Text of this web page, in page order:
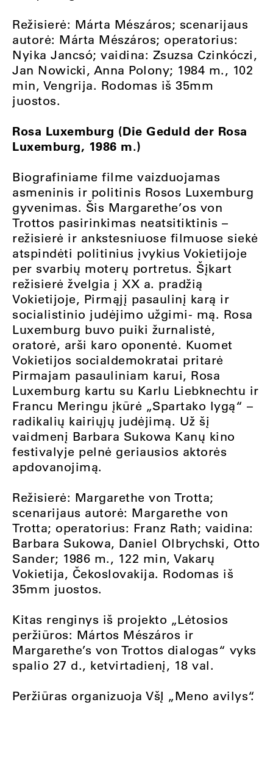
Režisierė: Márta Mészáros; scenarijaus
autorė: Márta Mészáros; operatorius:
Nyika Jancsó; vaidina: Zsuzsa Czinkóczi,
Jan Nowicki, Anna Polony; 1984 m., 102
min, Vengrija. Rodomas iš 35mm
juostos.
Rosa Luxemburg (Die Geduld der Rosa
Luxemburg, 1986 m.)
Biografiniame filme vaizduojamas
asmeninis ir politinis Rosos Luxemburg
gyvenimas. Šis Margarethe’os von
Trottos pasirinkimas neatsitiktinis –
režisierė ir ankstesniuose filmuose siekė
atspindėti politinius įvykius Vokietijoje
per svarbių moterų portretus. Šįkart
režisierė žvelgia į XX a. pradžią
Vokietijoje, Pirmąjį pasaulinį karą ir
socialistinio judėjimo užgimi- mą. Rosa
Luxemburg buvo puiki žurnalistė,
oratorė, arši karo oponentė. Kuomet
Vokietijos socialdemokratai pritarė
Pirmajam pasauliniam karui, Rosa
Luxemburg kartu su Karlu Liebknechtu ir
Francu Meringu įkūrė „Spartako lygą“ –
radikalių kairiųjų judėjimą. Už šį
vaidmenį Barbara Sukowa Kanų kino
festivalyje pelnė geriausios aktorės
apdovanojimą.
Režisierė: Margarethe von Trotta;
scenarijaus autorė: Margarethe von
Trotta; operatorius: Franz Rath; vaidina:
Barbara Sukowa, Daniel Olbrychski, Otto
Sander; 1986 m., 122 min, Vakarų
Vokietija, Čekoslovakija. Rodomas iš
35mm juostos.
Kitas renginys iš projekto „Lėtosios
peržiūros: Mártos Mészáros ir
Margarethe’s von Trottos dialogas“ vyks
spalio 27 d., ketvirtadienį, 18 val.
Peržiūras organizuoja VšĮ „Meno avilys“.